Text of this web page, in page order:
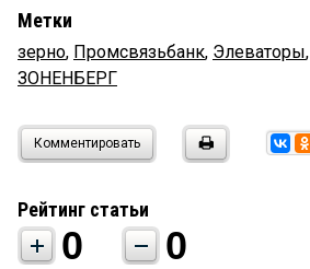
Метки
зерно, Промсвязьбанк, Элеваторы,
ЗОНЕНБЕРГ
Комментировать
Рейтинг статьи
0 0